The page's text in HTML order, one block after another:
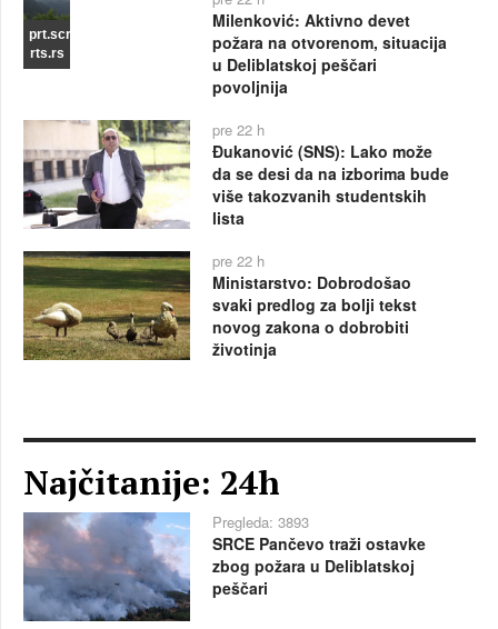
prt.scr
rts.rs
Milenković: Aktivno devet
požara na otvorenom, situacija
u Deliblatskoj peščari
povoljnija
pre 22 h
Đukanović (SNS): Lako može
da se desi da na izborima bude
više takozvanih studentskih
lista
pre 22 h
Ministarstvo: Dobrodošao
svaki predlog za bolji tekst
novog zakona o dobrobiti
životinja
Najčitanije: 24h
Pregleda: 3893
SRCE Pančevo traži ostavke
zbog požara u Deliblatskoj
peščari